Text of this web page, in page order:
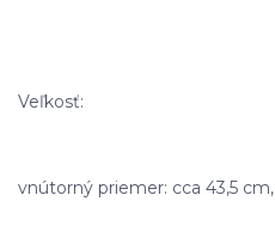
Veľkosť:
vnútorný priemer: cca 43,5 cm,